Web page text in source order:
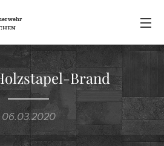
Brand
06.03.2020